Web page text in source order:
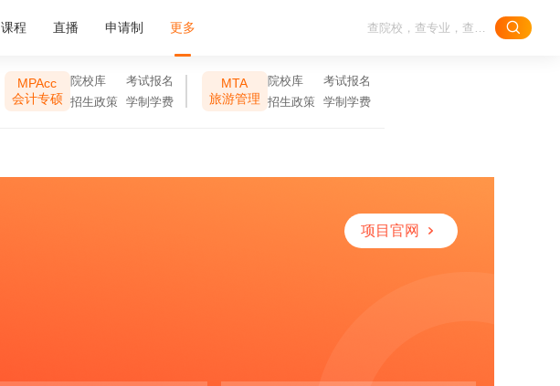
课程 直播 申请制 更多
MPAcc
会计专硕
院校库
考试报名
招生政策
学制学费
MTA
旅游管理
院校库
考试报名
招生政策
学制学费
项目官网